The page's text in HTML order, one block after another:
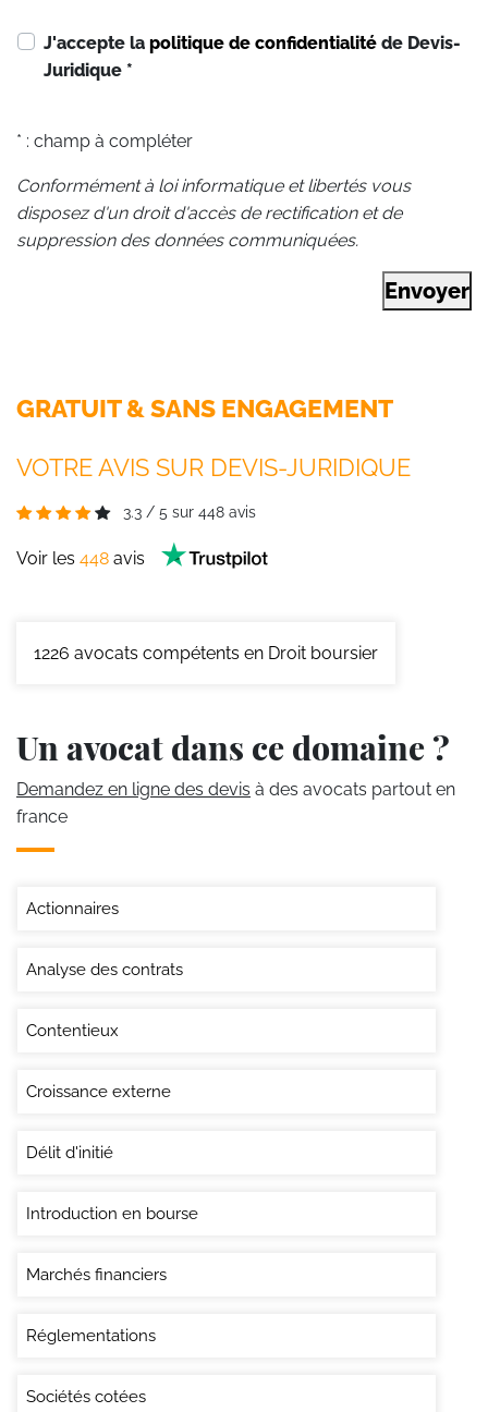
J'accepte la politique de confidentialité de Devis-
Juridique *
* : champ à compléter
Conformément à loi informatique et libertés vous
disposez d'un droit d'accès de rectification et de
suppression des données communiquées.
Envoyer
GRATUIT & SANS ENGAGEMENT
VOTRE AVIS SUR DEVIS-JURIDIQUE
3.3 / 5 sur 448 avis
Voir les 448 avis
1226 avocats compétents en Droit boursier
Un avocat dans ce domaine ?
Demandez en ligne des devis à des avocats partout en
france
Actionnaires
Analyse des contrats
Contentieux
Croissance externe
Délit d'initié
Introduction en bourse
Marchés financiers
Réglementations
Sociétés cotées